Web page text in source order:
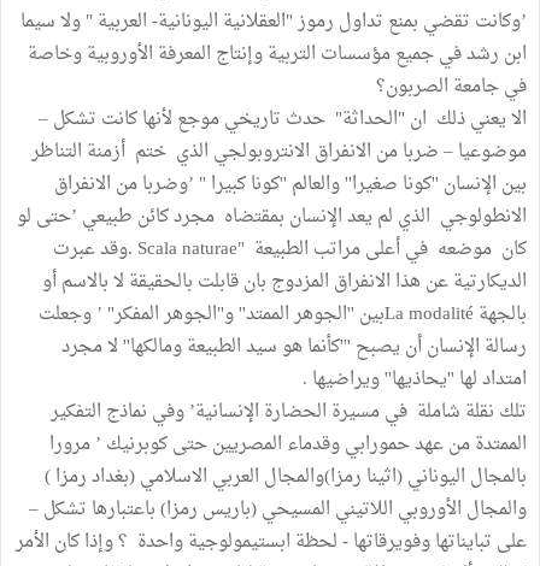
’وكانت تقضي بمنع تداول رموز "العقلانية اليونانية- العربية " ولا سيما
ابن رشد في جميع مؤسسات التربية وإنتاج المعرفة الأوروبية وخاصة
في جامعة الصربون؟
الا يعني ذلك ان "الحداثة" حدث تاريخي موجع لأنها كانت تشكل –
موضوعيا – ضربا من الانفراق الانتروبولجي الذي ختم أزمنة التناظر
بين الإنسان ''كونا صغيرا'' والعالم ''كونا كبيرا " ’وضربا من الانفراق
الانطولوجي الذي لم يعد الإنسان بمقتضاه مجرد كائن طبيعي ’حتى لو
كان موضعه في أعلى مراتب الطبيعة "Scala naturae .وقد عبرت
الديكارتية عن هذا الانفراق المزدوج بان قابلت بالحقيقة لا بالاسم أو
بالجهة La modalitéبين ''الجوهر الممتد'' و"الجوهر المفكر" ’ وجعلت
رسالة الإنسان أن يصبح '''كأنما هو سيد الطبيعة ومالكها'' لا مجرد
امتداد لها ''يحاذيها'' ويراضيها .
تلك نقلة شاملة في مسيرة الحضارة الإنسانية’ وفي نماذج التفكير
الممتدة من عهد حمورابي وقدماء المصريين حتى كوبرنيك ’ مرورا
بالمجال اليوناني (اثينا رمزا)والمجال العربي الاسلامي (بغداد رمزا )
والمجال الأوروبي اللاتيني المسيحي (باريس رمزا) باعتبارها تشكل –
على تبايناتها وفويرقاتها - لحظة ابستيمولوجية واحدة ؟ وإذا كان الأمر